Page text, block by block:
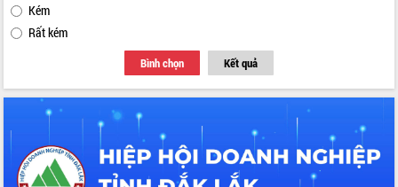
Kém
Rất kém
Bình chọn Kết quả